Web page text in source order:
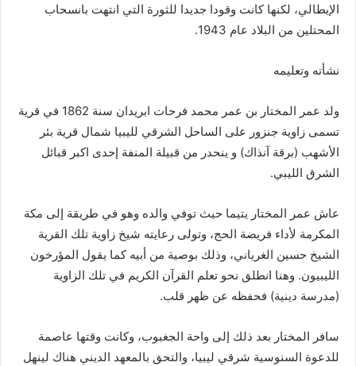
الإيطالي، لكنها كانت وقودا جديدا للثورة التي انتهت بانسحاب
المحتلين من البلاد عام 1943.
نشأته وتعليمه
ولد عمر المختار بن عمر محمد فرحات ابريدان سنة 1862 في قرية
تسمى زاوية جنزور على الساحل الشرقي لليبيا شمال قرية بئر
الأشهب (برقة آنذاك) و ينحدر من قبيلة المنفة إحدى اكبر قبائل
الشرق الليبي.
عاش عمر المختار يتيما حيث توفي والده وهو في طريقة إلى مكة
المكرمة لأداء فريضة الحج، وتولى رعايته شيخ زاوية تلك القرية
الشيخ حسين الغرياني، وذلك بوصية من أبيه كما يقول المؤرخون
الليبيون. وهنا انطلق نحو تعلم القرآن الكريم في تلك الزاوية
(مدرسة دينية) فحفظه عن ظهر قلب.
سافر المختار بعد ذلك إلى واحة الجغبوب، وكانت وقتها عاصمة
للدعوة السنوسية شرقي ليبيا، والتحق بالمعهد الديني هناك لينهل